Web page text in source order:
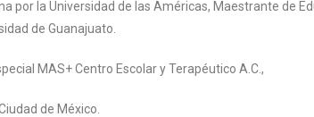
por la Universidad de las Américas, Maestrante de
de Guanajuato.
MAS+ Centro Escolar y Terapéutico A.C.,
de México.